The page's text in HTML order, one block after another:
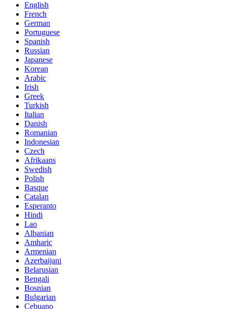
English
French
German
Portuguese
Spanish
Russian
Japanese
Korean
Arabic
Irish
Greek
Turkish
Italian
Danish
Romanian
Indonesian
Czech
Afrikaans
Swedish
Polish
Basque
Catalan
Esperanto
Hindi
Lao
Albanian
Amharic
Armenian
Azerbaijani
Belarusian
Bengali
Bosnian
Bulgarian
Cebuano